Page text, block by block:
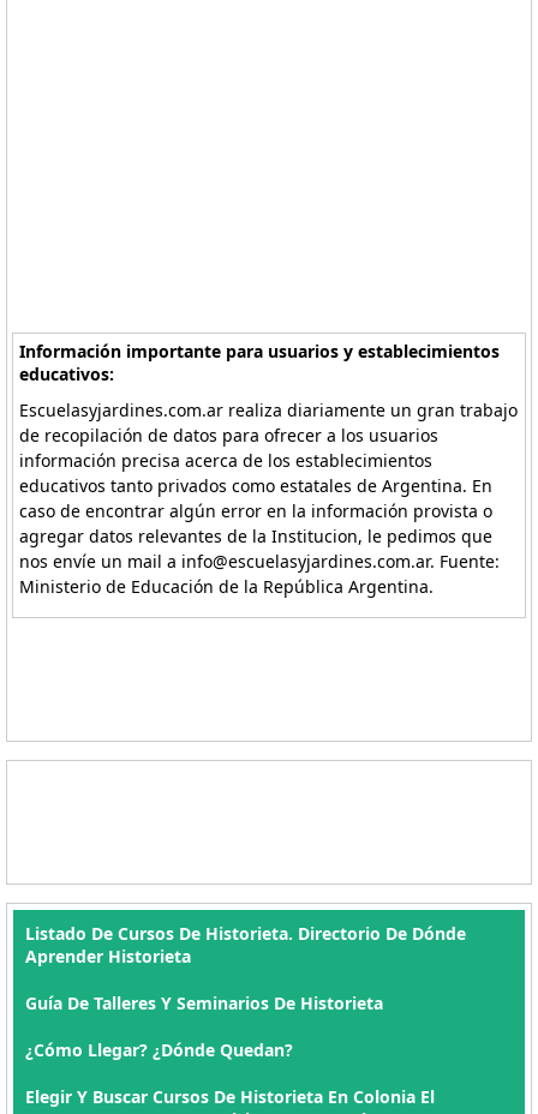
Información importante para usuarios y establecimientos
educativos:
Escuelasyjardines.com.ar realiza diariamente un gran trabajo
de recopilación de datos para ofrecer a los usuarios
información precisa acerca de los establecimientos
educativos tanto privados como estatales de Argentina. En
caso de encontrar algún error en la información provista o
agregar datos relevantes de la Institucion, le pedimos que
nos envíe un mail a info@escuelasyjardines.com.ar. Fuente:
Ministerio de Educación de la República Argentina.
Listado De Cursos De Historieta. Directorio De Dónde
Aprender Historieta
Guía De Talleres Y Seminarios De Historieta
¿Cómo Llegar? ¿Dónde Quedan?
Elegir Y Buscar Cursos De Historieta En Colonia El